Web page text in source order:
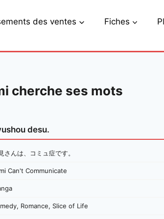
des ventes Fiches
cherche ses mots
desu.
さんは、コミュ症です。
Can't Communicate
Romance, Slice of Life